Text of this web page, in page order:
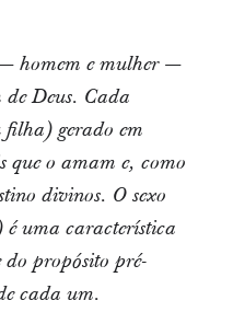
— homem e mulher —
Deus. Cada
gerado em
que o amam e, como
divinos. O sexo
uma característica
do propósito pré-
cada um.